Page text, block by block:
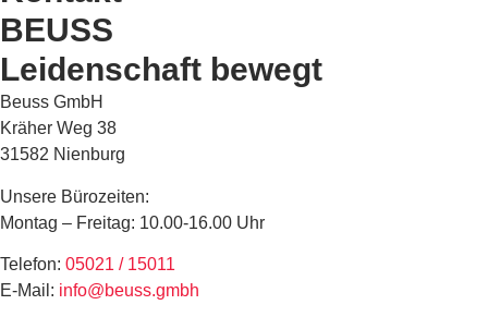
BEUSS
Leidenschaft bewegt
Beuss GmbH
Kräher Weg 38
31582 Nienburg
Unsere Bürozeiten:
Montag – Freitag: 10.00-16.00 Uhr
Telefon: 05021 / 15011
E-Mail: info@beuss.gmbh